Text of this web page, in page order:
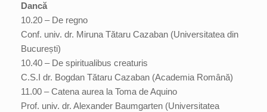
Dancă
10.20 – De regno
Conf. univ. dr. Miruna Tătaru Cazaban (Universitatea din
București)
10.40 – De spiritualibus creaturis
C.S.I dr. Bogdan Tătaru Cazaban (Academia Română)
11.00 – Catena aurea la Toma de Aquino
Prof. univ. dr. Alexander Baumgarten (Universitatea